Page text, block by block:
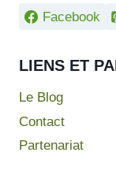
Facebook
LIENS ET
Le Blog
Contact
Partenariat